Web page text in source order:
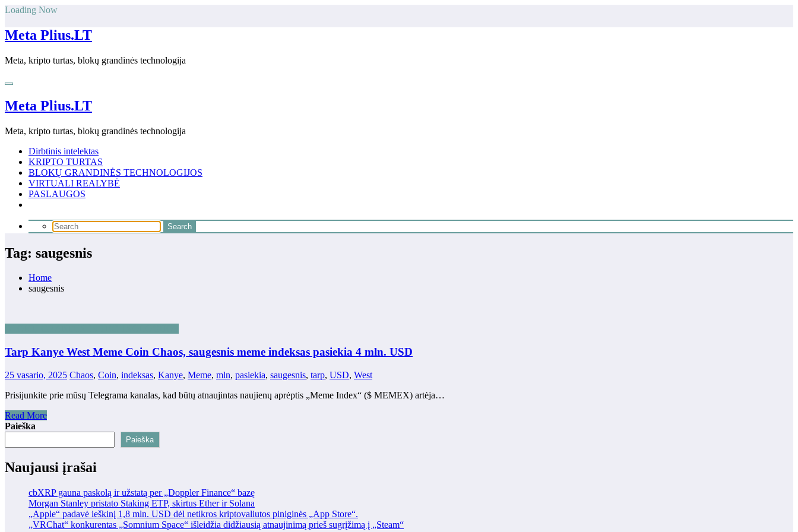
Skip
content
Loading Now
Meta Plius.LT
Meta, kripto turtas, blokų grandinės technologija
Meta Plius.LT
Meta, kripto turtas, blokų grandinės technologija
Dirbtinis intelektas
KRIPTO TURTAS
BLOKŲ GRANDINĖS TECHNOLOGIJOS
VIRTUALI REALYBĖ
PASLAUGOS
Tag: saugesnis
Home
saugesnis
Tarp Kanye West Meme Coin Chaos, saugesnis meme indeksas pasiekia 4 mln. USD
25 vasario, 2025 Chaos, Coin, indeksas, Kanye, Meme, mln, pasiekia, saugesnis, tarp, USD, West
Prisijunkite prie mūsų Telegrama kanalas, kad būtų atnaujintas naujienų aprėptis „Meme Index“ ($ MEMEX) artėja…
Read More
Paieška
Paieška
Naujausi įrašai
cbXRP gauna paskolą ir užstatą per „Doppler Finance“ bazę
Morgan Stanley pristato Staking ETP, skirtus Ether ir Solana
„Apple“ padavė ieškinį 1,8 mln. USD dėl netikros kriptovaliutos piniginės „App Store“.
„VRChat“ konkurentas „Somnium Space“ išleidžia didžiausią atnaujinimą prieš sugrįžimą į „Steam“